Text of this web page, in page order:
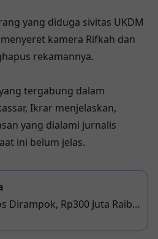
yang diduga sivitas UKDM
kamera Rifkah dan
rekamannya.
tergabung dalam
Ikrar menjelaskan,
yang dialami jurnalis
ini belum jelas.
Dirampok, Rp300 Juta Raib